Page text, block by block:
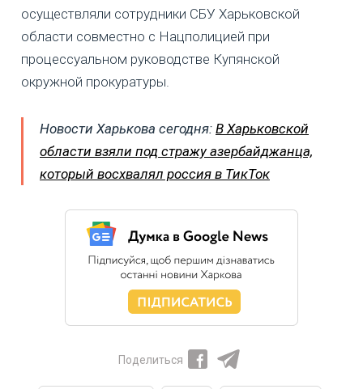
осуществляли сотрудники СБУ Харьковской
области совместно с Нацполицией при
процессуальном руководстве Купянской
окружной прокуратуры.
Новости Харькова сегодня: В Харьковской
области взяли под стражу азербайджанца,
который восхвалял россия в ТикТок
Поделиться